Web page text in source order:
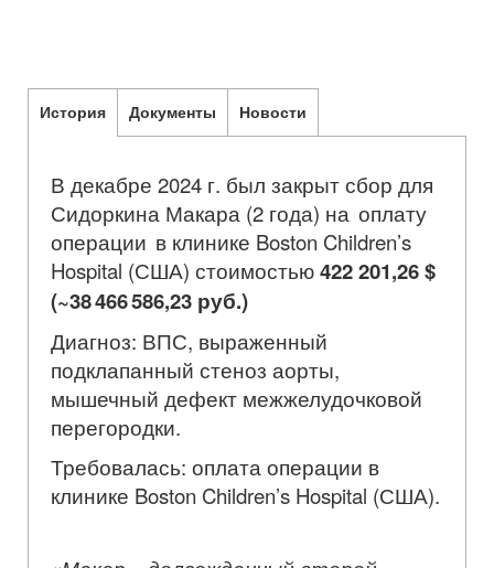
История Документы Новости
В декабре 2024 г. был закрыт сбор для
Сидоркина Макара (2 года) на оплату
операции в клинике Boston Children’s
Hospital (США) стоимостью422 201,26$
(~38 466 586,23 руб.)
Диагноз: ВПС, выраженный
подклапанный стеноз аорты,
мышечный дефект межжелудочковой
перегородки.
Требовалась: оплата операции в
клинике Boston Children’s Hospital (США).